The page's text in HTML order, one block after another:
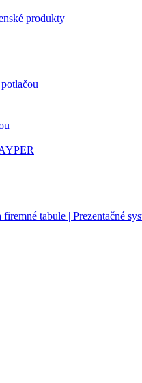
produkty
firemné tabule | Prezentačné